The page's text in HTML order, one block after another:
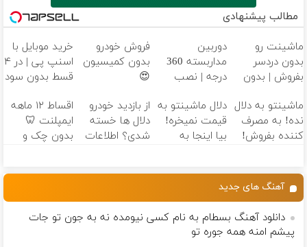
مطالب پیشنهادی
ماشینت رو
بدون دردسر
بفروش | بدون
دوربین
مداربسته 360
درجه | نصب
فروش خودرو
بدون کمیسیون
😍
خرید موبایل با
اسنپ پی | در ۴
قسط بدون سود
ماشینتو به دلال
نده! به مصرف
کننده بفروش!
دلال ماشینتو به
قیمت نمیخره!
بیا اینجا به
خریدار واقعی*
از بازدید خودرو
دلال ها خسته
شدی؟ اطلاعات
اقساط ۱۲ ماهه
ایمپلنت 🦷
بدون چک و
آهنگ های جدید
دانلود آهنگ بسطام به نام کسی نیومده نه به جون تو جات
پیشم امنه همه جوره تو